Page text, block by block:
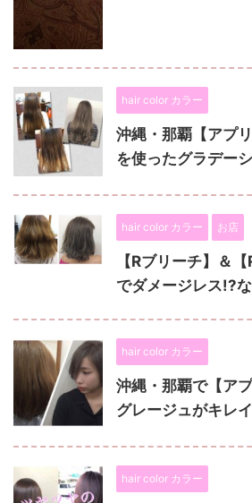
hair color カラー
沖縄・那覇【アプ
を使ったグラデー
hair color カラー お店
【Rブリーチ】＆
でダメージレス!?な
hair color カラー
沖縄・那覇で【ア
グレージュがキレイ
hair color カラー